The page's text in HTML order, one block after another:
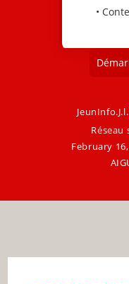
•
JeunInfo.J.l.
Réseau
February